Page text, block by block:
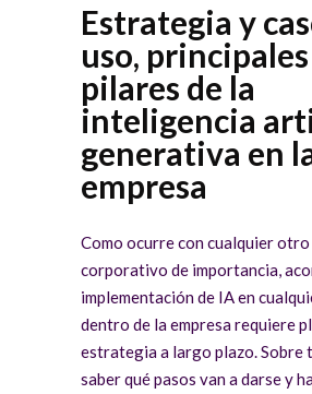
Estrategia y
uso, principales
pilares de la
inteligencia
generativa en
empresa
Como ocurre con cualquier
corporativo de importancia,
implementación de IA en
dentro de la empresa requiere
estrategia a largo plazo. Sobre
saber qué pasos van a darse y